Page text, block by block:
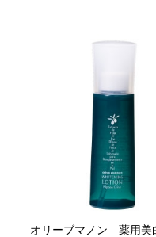
オリーブマノン 薬用美